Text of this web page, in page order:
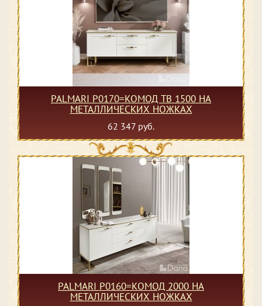
PALMARI P0170=КОМОД ТВ 1500 НА
МЕТАЛЛИЧЕСКИХ НОЖКАХ
62 347 руб.
PALMARI P0160=КОМОД 2000 НА
МЕТАЛЛИЧЕСКИХ НОЖКАХ